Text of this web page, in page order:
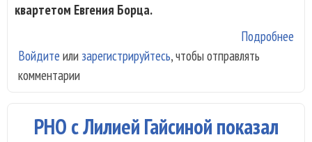
квартетом Евгения Борца.
Подробнее
Войдите или зарегистрируйтесь, чтобы отправлять
комментарии
РНО с Лилией Гайсиной показал